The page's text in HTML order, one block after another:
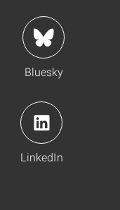
Bluesky
LinkedIn